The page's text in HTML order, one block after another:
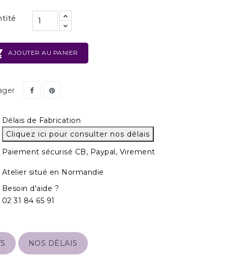
AJOUTER AU PANIER
Délais de Fabrication
Cliquez ici pour consulter nos délais
Paiement sécurisé CB, Paypal, Virement
Atelier situé en Normandie
Besoin d'aide ?
02 31 84 65 91
NOS DÉLAIS